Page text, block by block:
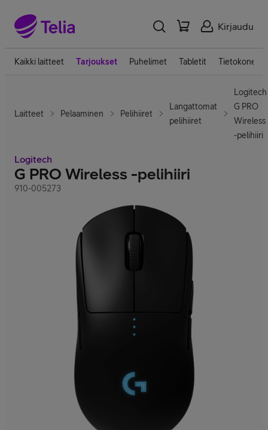
Kirjaudu
Kaikki laitteet Tarjoukset Puhelimet Tabletit Tietokoneet
Laitteet Pelaaminen Pelihiiret
Langattomat
pelihiiret
Logitech
G PRO
Wireless
-pelihiiri
Logitech
G PRO Wireless -pelihiiri
910-005273